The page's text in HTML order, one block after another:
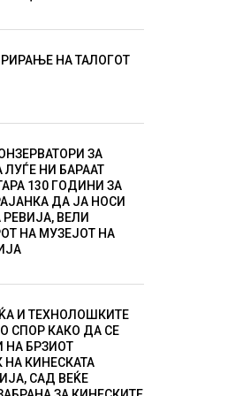
НА ТАЛОГОТ
ЗА
ЛУЃЕ НИ БАРААТ
130 ГОДИНИ ЗА
ДА ЈА НОСИ
ВЕЛИ
НА МУЗЕЈОТ НА
И ТЕХНОЛОШКИТЕ
СПОР КАКО ДА СЕ
НА БРЗИОТ
КИНЕСКАТА
САД ВЕЌЕ